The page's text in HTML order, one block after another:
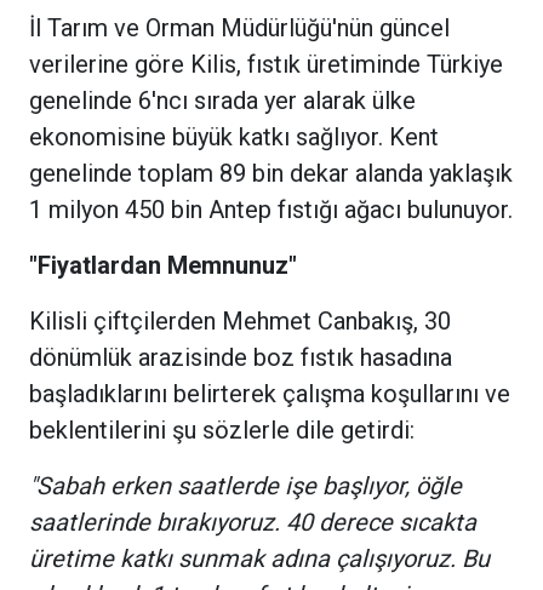
İl Tarım ve Orman Müdürlüğü'nün güncel
verilerine göre Kilis, fıstık üretiminde Türkiye
genelinde 6'ncı sırada yer alarak ülke
ekonomisine büyük katkı sağlıyor. Kent
genelinde toplam 89 bin dekar alanda yaklaşık
1 milyon 450 bin Antep fıstığı ağacı bulunuyor.
"Fiyatlardan Memnunuz"
Kilisli çiftçilerden Mehmet Canbakış, 30
dönümlük arazisinde boz fıstık hasadına
başladıklarını belirterek çalışma koşullarını ve
beklentilerini şu sözlerle dile getirdi:
"Sabah erken saatlerde işe başlıyor, öğle
saatlerinde bırakıyoruz. 40 derece sıcakta
üretime katkı sunmak adına çalışıyoruz. Bu